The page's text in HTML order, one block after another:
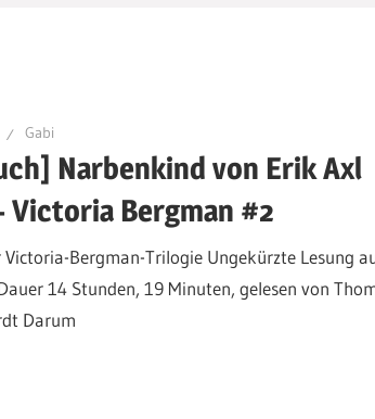
Gabi
Narbenkind von Erik Axl
Victoria Bergman #2
Victoria-Bergman-Trilogie Ungekürzte Lesung
14 Stunden, 19 Minuten, gelesen von
Darum